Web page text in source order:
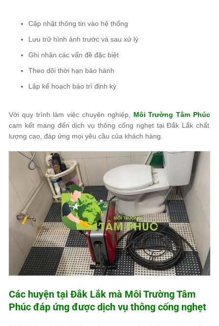
Cập nhật thông tin vào hệ thống
Lưu trữ hình ảnh trước và sau xử lý
Ghi nhận các vấn đề đặc biệt
Theo dõi thời hạn bảo hành
Lập kế hoạch bảo trì định kỳ
Với quy trình làm việc chuyên nghiệp,
Môi Trường Tâm Phúc
cam kết mang đến dịch vụ thông cống nghẹt tại Đắk Lắk chất
lượng cao, đáp ứng mọi yêu cầu của khách hàng.
Các huyện tại Đắk Lắk mà Môi Trường Tâm
Phúc đáp ứng được dịch vụ thông cống nghẹt